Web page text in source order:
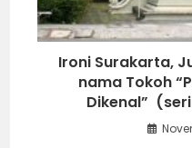
Ironi Surakarta,
nama Tokoh
Dikenal”